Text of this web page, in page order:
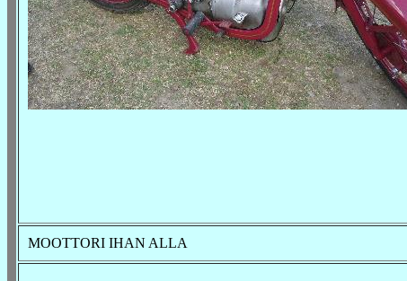
MOOTTORI IHAN ALLA